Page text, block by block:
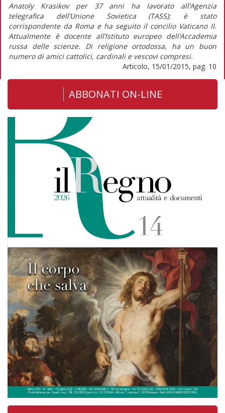
Anatoly Krasikov per 37 anni ha lavorato all’Agenzia
telegrafica dell’Unione Sovietica (TASS); è stato
corrispondente da Roma e ha seguito il concilio Vaticano II.
Attualmente è docente all’Istituto europeo dell’Accademia
russa delle scienze. Di religione ortodossa, ha un buon
numero di amici cattolici, cardinali e vescovi compresi.
Articolo, 15/01/2015, pag. 10
ABBONATI ON-LINE